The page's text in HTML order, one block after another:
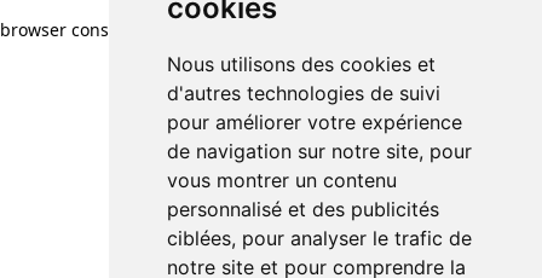
cookies
Nous utilisons des cookies et
d'autres technologies de suivi
pour améliorer votre expérience
de navigation sur notre site, pour
vous montrer un contenu
personnalisé et des publicités
ciblées, pour analyser le trafic de
notre site et pour comprendre la
browser console for more information)